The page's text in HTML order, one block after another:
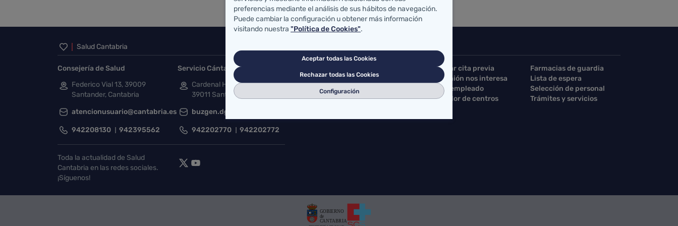
Inicio del pie de página
Salud Cantabria
Consejería de Salud
Federico Vial 13, 39009
Santander, Cantabria
atencionusuario@cantabria.es
942208130 942395562
Servicio Cántabro de Salud
Cardenal Herrera Oria, S/N
39011 Santander, Cantabria
buzgen.dg@scsalud.es
942202770 942202772
Toda la actualidad de Salud
Cantabria en las redes sociales.
¡Síguenos!
Solicitar cita previa
Farmacias de guardia
Voluntades previas
Su opinión nos interesa
Lista de espera
Acceso correo SCS
Portal empleado
Selección de personal
Mapa sanitario
Buscador de centros Trámites y servicios
preferencias mediante el análisis de sus hábitos de navegación.
Puede cambiar la configuración u obtener más información
visitando nuestra "Política de Cookies".
Aceptar todas las Cookies
Rechazar todas las Cookies
Configuración